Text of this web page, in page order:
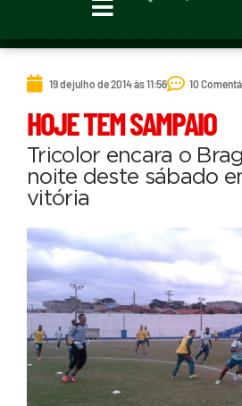
19 de julho de 2014 às 11:56 10
HOJE TEM SAMPAIO
Tricolor encara o
noite deste sábado
vitória